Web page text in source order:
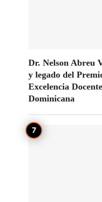
Dr. Nelson Abreu
y legado del
Excelencia
Dominicana